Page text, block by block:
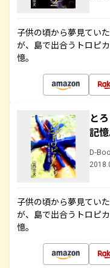
子供の頃から夢見てい
が、島で出合うトロピ
憶。
と
記
D-
子供の頃から夢見てい
が、島で出合うトロピ
憶。